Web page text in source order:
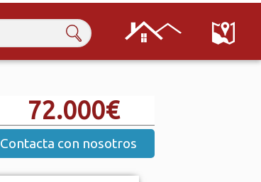
72.000€
Contacta con nosotros